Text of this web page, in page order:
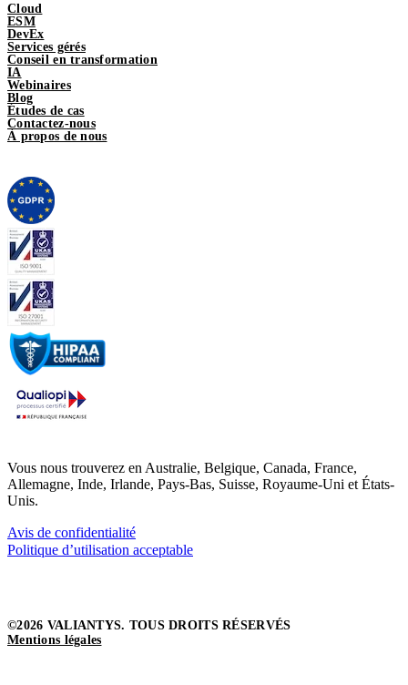
Cloud
ESM
DevEx
Services gérés
Conseil en transformation
IA
Webinaires
Blog
Études de cas
Contactez-nous
À propos de nous
Vous nous trouverez en Australie, Belgique, Canada, France,
Allemagne, Inde, Irlande, Pays-Bas, Suisse, Royaume-Uni et États-
Unis.
Avis de confidentialité
Politique d’utilisation acceptable
©2026 VALIANTYS. TOUS DROITS RÉSERVÉS
Mentions légales